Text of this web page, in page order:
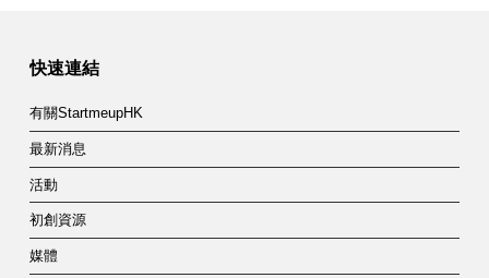
快速連結
有關StartmeupHK
最新消息
活動
初創資源
媒體